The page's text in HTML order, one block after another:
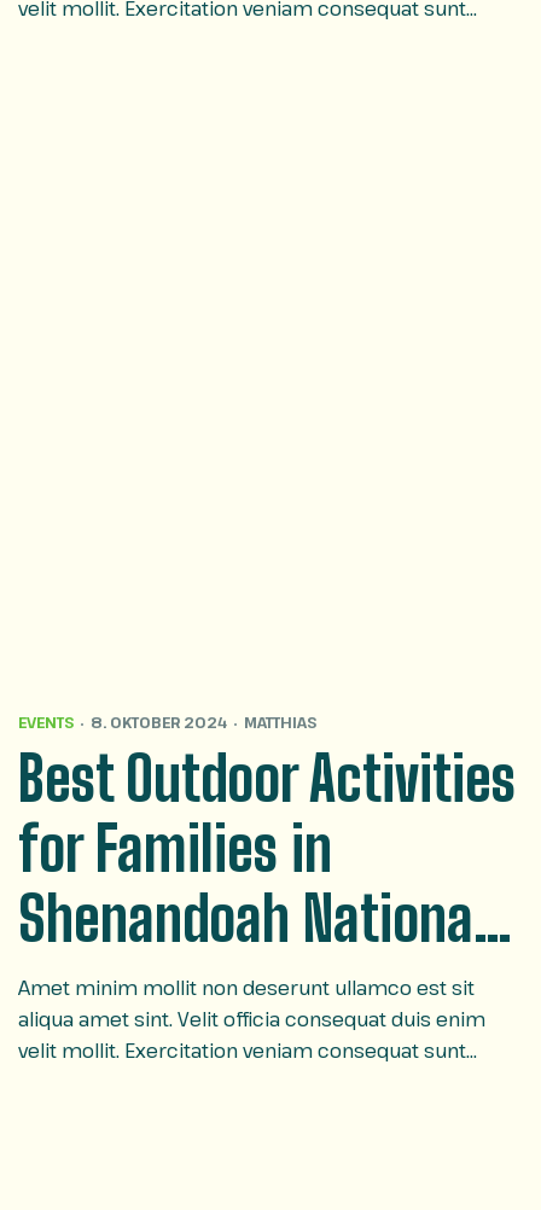
Wilderness
velit mollit. Exercitation veniam consequat sunt
EVENTS 8. OKTOBER 2024 MATTHIAS
Best Outdoor Activities
for Families in
Shenandoah National
Park
Amet minim mollit non deserunt ullamco est sit
aliqua amet sint. Velit officia consequat duis enim
velit mollit. Exercitation veniam consequat sunt